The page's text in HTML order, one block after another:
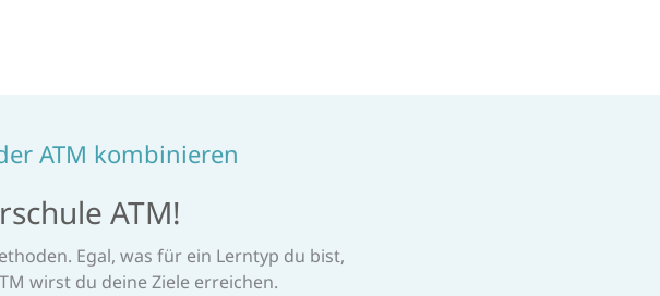
ATM kombinieren
ATM!
Egal, was für ein Lerntyp du bist,
wirst du deine Ziele erreichen.